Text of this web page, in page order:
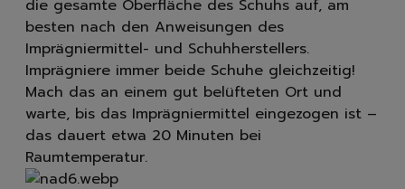
die gesamte Oberfläche des Schuhs auf, am
besten nach den Anweisungen des
Imprägniermittel- und Schuhherstellers.
Imprägniere immer beide Schuhe gleichzeitig!
Mach das an einem gut belüfteten Ort und
warte, bis das Imprägniermittel eingezogen ist –
das dauert etwa 20 Minuten bei
Raumtemperatur.